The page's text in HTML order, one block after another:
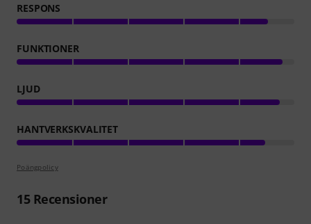
RESPONS
FUNKTIONER
LJUD
HANTVERKSKVALITET
Poängpolicy
15Recensioner